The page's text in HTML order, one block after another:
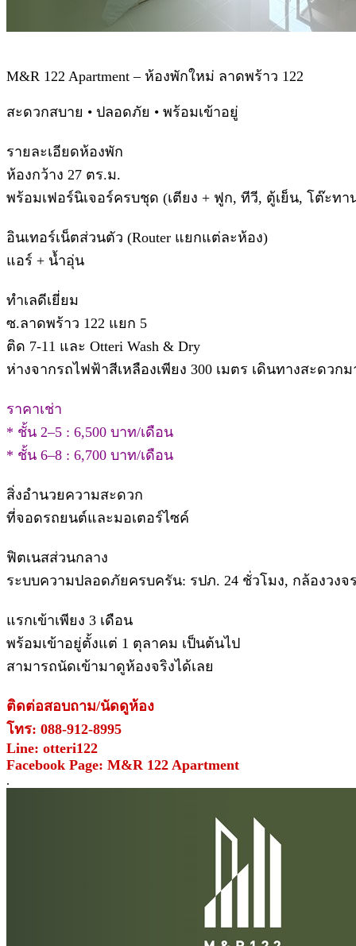
M&R 122 Apartment – ห้องพักใหม่ ลาดพร้าว 122
สะดวกสบาย • ปลอดภัย • พร้อมเข้าอยู่
รายละเอียดห้องพัก
ห้องกว้าง 27 ตร.ม.
พร้อมเฟอร์นิเจอร์ครบชุด (เตียง + ฟูก, ทีวี, ตู้เย็น, โต๊ะทา
อินเทอร์เน็ตส่วนตัว (Router แยกแต่ละห้อง)
แอร์ + น้ำอุ่น
ทำเลดีเยี่ยม
ซ.ลาดพร้าว 122 แยก 5
ติด 7-11 และ Otteri Wash & Dry
ห่างจากรถไฟฟ้าสีเหลืองเพียง 300 เมตร เดินทางสะดวก
ราคาเช่า
* ชั้น 2–5 : 6,500 บาท/เดือน
* ชั้น 6–8 : 6,700 บาท/เดือน
สิ่งอำนวยความสะดวก
ที่จอดรถยนต์และมอเตอร์ไซค์
ฟิตเนสส่วนกลาง
ระบบความปลอดภัยครบครัน: รปภ. 24 ชั่วโมง, กล้องวงจ
แรกเข้าเพียง 3 เดือน
พร้อมเข้าอยู่ตั้งแต่ 1 ตุลาคม เป็นต้นไป
สามารถนัดเข้ามาดูห้องจริงได้เลย
ติดต่อสอบถาม/นัดดูห้อง
โทร: 088-912-8995
Line: otteri122
Facebook Page: M&R 122 Apartment
.